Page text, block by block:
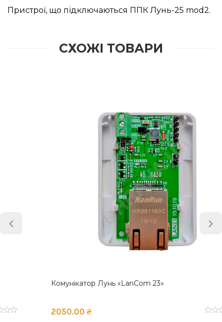
Пристрої, що підключаються ППК Лунь-25 mod2.
СХОЖІ ТОВАРИ
Комунікатор Лунь «LanCom 23»
2050.00 ₴